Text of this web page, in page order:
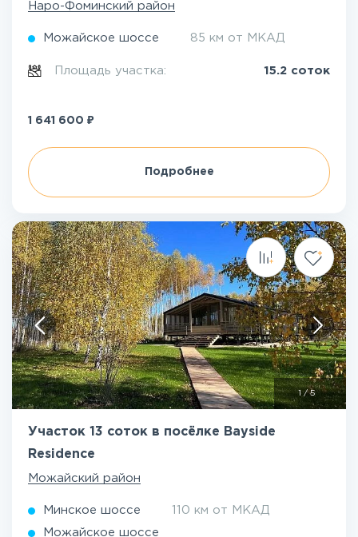
Наро-Фоминский район
Можайское шоссе 85 км от МКАД
Площадь участка: 15.2 соток
1 641 600 ₽
Подробнее
/5
Участок 13 соток в посёлке Bayside
Residence
Можайский район
Минское шоссе 110 км от МКАД
Можайское шоссе